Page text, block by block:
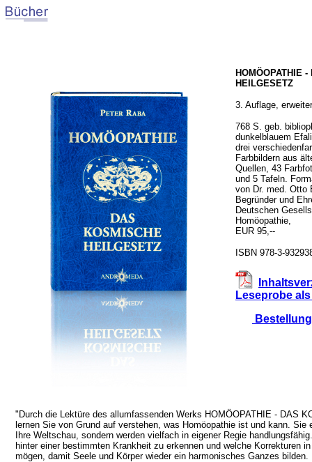
HOMÖOPATHIE
HEILGESETZ
3. Auflage,
768 S. geb.
dunkelblauem
drei
Farbbildern aus
Quellen, 43
und 5 Tafeln.
von Dr. med. Otto
Begründer und
Deutschen
Homöopathie,
EUR 95,--
ISBN 978-3-
Leseprobe
Bestellung
"Durch die Lektüre des allumfassenden Werks HOMÖOPATHIE - DAS
lernen Sie von Grund auf verstehen, was Homöopathie ist und kann. Sie
Ihre Weltschau, sondern werden vielfach in eigener Regie
hinter einer bestimmten Krankheit zu erkennen und welche Korrekturen
mögen, damit Seele und Körper wieder ein harmonisches Ganzes bilden.